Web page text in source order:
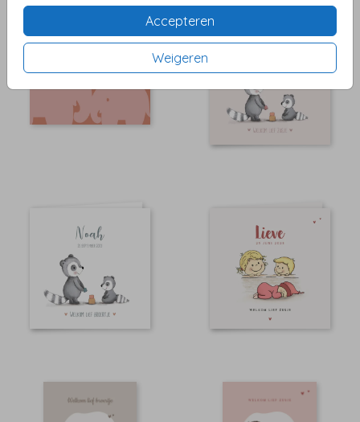
Accepteren
Weigeren